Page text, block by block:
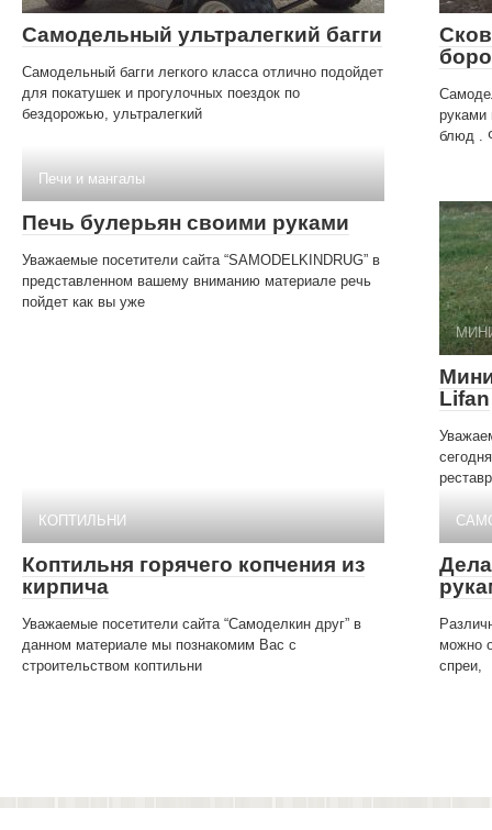
Самодельный ультралегкий багги
Самодельный багги легкого класса отлично подойдет
для покатушек и прогулочных поездок по
бездорожью, ультралегкий
руками
блюд .
Печи и мангалы
Печь булерьян своими руками
Уважаемые посетители сайта “SAMODELKINDRUG” в
представленном вашему вниманию материале речь
пойдет как вы уже
Lifan
КОПТИЛЬНИ
Коптильня горячего копчения из
кирпича
Уважаемые посетители сайта “Самоделкин друг” в
данном материале мы познакомим Вас с
строительством коптильни
можно
спреи,